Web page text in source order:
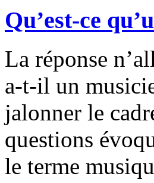
Qu’est-ce
La réponse
a-t-il un
jalonner le
questions
le terme